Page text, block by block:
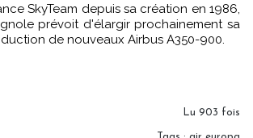
SkyTeam depuis sa création en 1986,
prévoit d'élargir prochainement sa
de nouveaux Airbus A350-900.
Lu 903 fois